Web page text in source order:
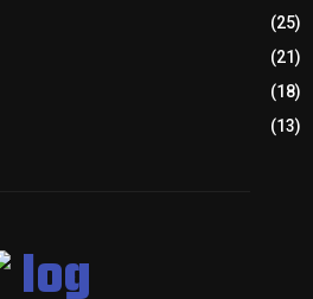
(25)
(21)
(18)
(13)